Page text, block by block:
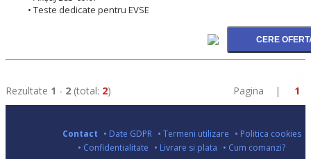
• Teste dedicate pentru EVSE
Rezultate 1 - 2 (total: 2) Pagina | 1
Contact • Date GDPR • Termeni utilizare • Politica cookies
• Confidentialitate • Livrare si plata • Cum comanzi?